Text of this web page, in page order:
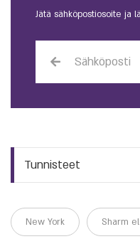
Jätä sähköpostiosoite ja
Tunnisteet
New York Sharm